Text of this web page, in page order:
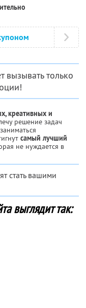
вызывать только
креативных и
решение задач
самый лучший
не нуждается в
стать вашими
выглядит так: